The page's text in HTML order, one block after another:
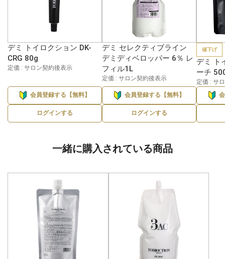
デミ トイロクション DK-
CRG 80g
定価 : サロン契約後表示
会員登録する【無料】
ログインする
デミ セレクティブライン
デミディベロッパー 6％ レ
フィル1L
定価 : サロン契約後表示
会員登録する【無料】
ログインする
値下げ
デミ ト
ーチ
定価 : サ
一緒に購入されている商品